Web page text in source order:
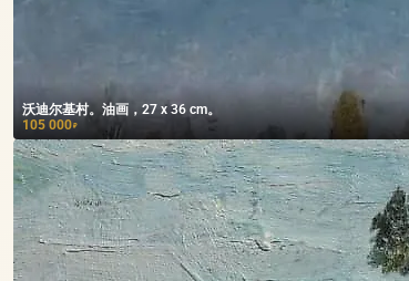
沃迪尔基村。油画，27 x 36 cm。
105 000₽